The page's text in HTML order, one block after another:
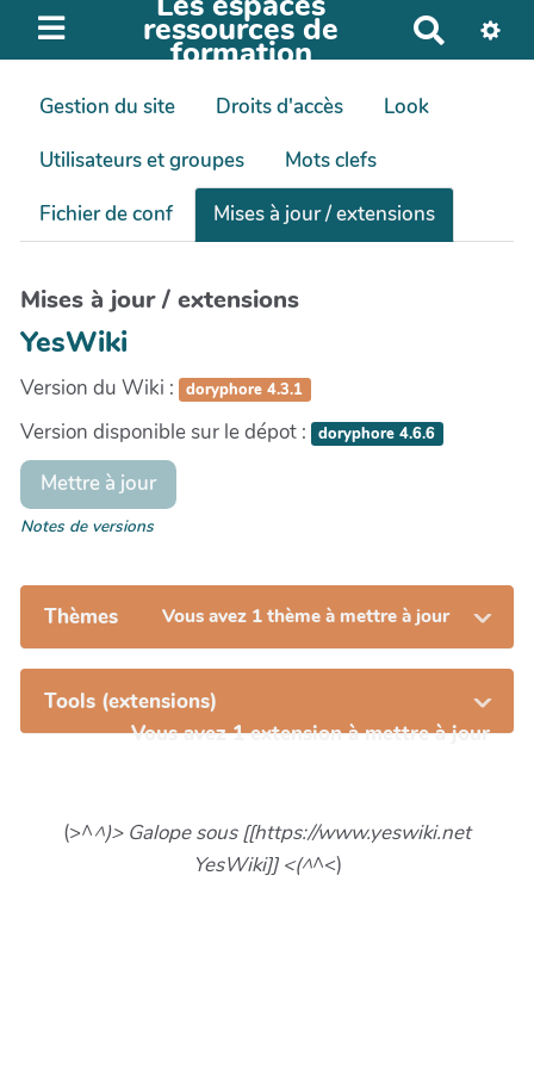
ressources de
formation
e
h
Gestion du site Droits d'accès
Look
Utilisateurs et groupes
Mots clefs
Fichier de conf
Mises à jour / extensions
Mises à jour / extensions
YesWiki
Version du Wiki : doryphore 4.3.1
Version disponible sur le dépot : doryphore 4.6.6
Mettre à jour
Notes de versions
Thèmes Vous avez 1 thème à mettre à jour
Tools (extensions)
Vous avez 1 extension à mettre à jour
(>^^)> Galope sous [[https://www.yeswiki.net
YesWiki]] <(^^<)